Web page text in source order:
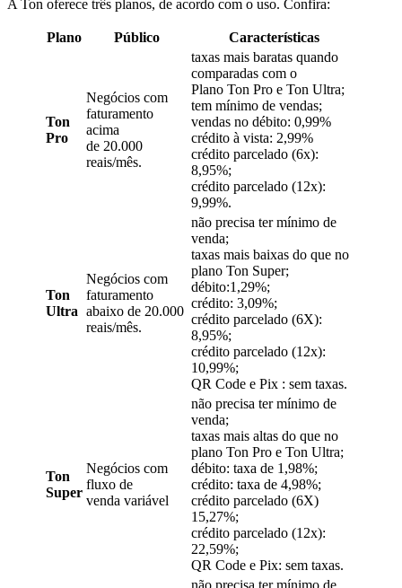
A Ton oferece três planos, de acordo com o uso. Confira:
Plano Público Características
Ton
Pro
Negócios com
faturamento
acima
de 20.000
reais/mês.
taxas mais baratas quando
comparadas com o
Plano Ton Pro e Ton Ultra;
tem mínimo de vendas;
vendas no débito: 0,99%
crédito à vista: 2,99%
crédito parcelado (6x):
8,95%;
crédito parcelado (12x):
9,99%.
Ton
Ultra
Negócios com
faturamento
abaixo de 20.000
reais/mês.
não precisa ter mínimo de
venda;
taxas mais baixas do que no
plano Ton Super;
débito:1,29%;
crédito: 3,09%;
crédito parcelado (6X):
8,95%;
crédito parcelado (12x):
10,99%;
QR Code e Pix : sem taxas.
Ton
Super
Negócios com
fluxo de
venda variável
não precisa ter mínimo de
venda;
taxas mais altas do que no
plano Ton Pro e Ton Ultra;
débito: taxa de 1,98%;
crédito: taxa de 4,98%;
crédito parcelado (6X)
15,27%;
crédito parcelado (12x):
22,59%;
QR Code e Pix: sem taxas.